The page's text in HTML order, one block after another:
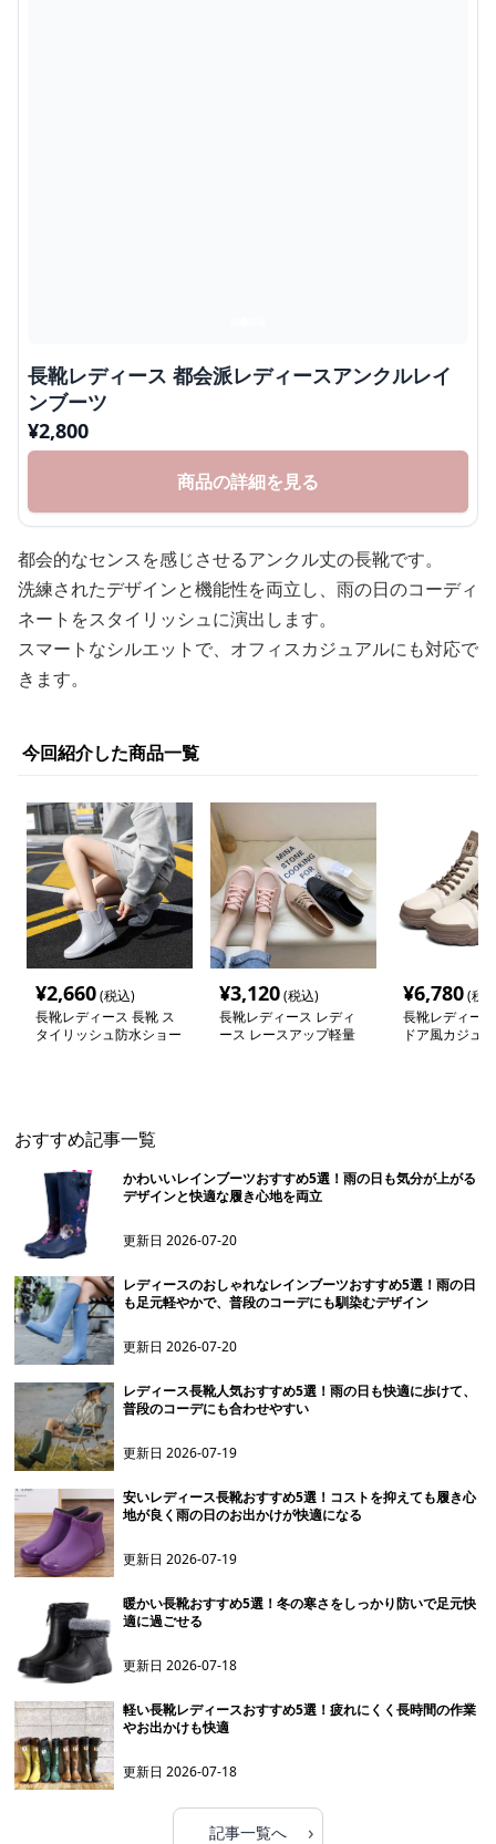
長靴レディース 都会派レディースアンクルレイ
ンブーツ
¥2,800
商品の詳細を見る
都会的なセンスを感じさせるアンクル丈の長靴です。
洗練されたデザインと機能性を両立し、雨の日のコーディ
ネートをスタイリッシュに演出します。
スマートなシルエットで、オフィスカジュアルにも対応で
きます。
今回紹介した商品一覧
¥2,660(税込)
長靴レディース 長靴 ス
タイリッシュ防水ショー
¥3,120(税込)
長靴レディース レディ
ース レースアップ軽量
¥6,780(税
長靴レディー
ドア風カジュ
おすすめ記事一覧
かわいいレインブーツおすすめ5選！雨の日も気分が上がる
デザインと快適な履き心地を両立
更新日2026-07-20
レディースのおしゃれなレインブーツおすすめ5選！雨の日
も足元軽やかで、普段のコーデにも馴染むデザイン
更新日2026-07-20
レディース長靴人気おすすめ5選！雨の日も快適に歩けて、
普段のコーデにも合わせやすい
更新日2026-07-19
安いレディース長靴おすすめ5選！コストを抑えても履き心
地が良く雨の日のお出かけが快適になる
更新日2026-07-19
暖かい長靴おすすめ5選！冬の寒さをしっかり防いで足元快
適に過ごせる
更新日2026-07-18
軽い長靴レディースおすすめ5選！疲れにくく長時間の作業
やお出かけも快適
更新日2026-07-18
記事一覧へ ›